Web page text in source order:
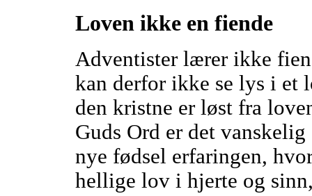
Loven ikke en fiende
Adventister lærer ikke
kan derfor ikke se lys i et
den kristne er løst fra
Guds Ord er det
nye fødsel erfaringen,
hellige lov i hjerte og